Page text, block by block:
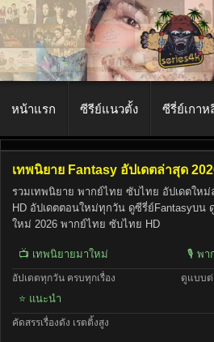
หน้าแรก ซีรีย์แนวตั้ง ซีรี่ย์เกาห
เทพนิยาย Fantasy อัปเดตล่าสุด
รวมเทพนิยาย พากย์ไทย ซับไทย อัปเดตใหม่
HD อัปเดตตอนใหม่ทุกวัน ดูซีรี่ย์Fantasyบน
ใหม่ 2026 พากย์ไทย ซับไทย HD
📺 เทพนิยายมาใหม่
อัปเดตทุกวัน ครบทุกเรื่อง
🎙️ พา
ดูแบบต่
⭐ แนะนำ
คัดสรรเรื่องดัง เรตติ้งสูง